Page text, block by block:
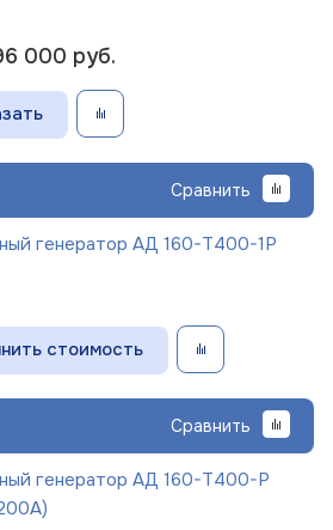
000 руб.
Сравнить
генератор АД 160-Т400-1Р
стоимость
Сравнить
генератор АД 160-Т400-Р